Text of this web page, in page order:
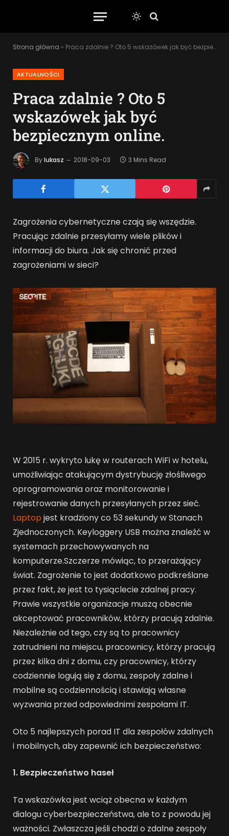
Strona główna » Praca zdalnie ? Oto 5 wskazówek jak być bezpiecznym online.
AKTUALNOŚCI
Praca zdalnie ? Oto 5
wskazówek jak być
bezpiecznym online.
Bylukasz 2018-09-03 3 Mins Read
Zagrożenia cybernetyczne czają się wszędzie.
Pracując zdalnie przesyłamy wiele plików i
informacji do biura. Jak się chronić przed
zagrożeniami w sieci?
W 2015 r. wykryto lukę w routerach WiFi w hotelu,
umożliwiając atakującym dystrybucję złośliwego
oprogramowania oraz monitorowanie i
rejestrowanie danych przesyłanych przez sieć.
Laptopjest kradziony co 53 sekundy w Stanach
Zjednoczonych. Keyloggery USB można znaleźć w
systemach przechowywanych na
komputerze.Szczerze mówiąc, to przerażający
świat. Zagrożenie to jest dodatkowo podkreślane
przez fakt, że jest to tysiąclecie zdalnej pracy.
Prawie wszystkie organizacje muszą obecnie
akceptować pracowników, którzy pracują zdalnie.
Niezależnie od tego, czy są to pracownicy
zatrudnieni na miejscu, pracownicy, którzy pracują
przez kilka dni z domu, czy pracownicy, którzy
codziennie logują się z domu, zespoły zdalne i
mobilne są codziennością i stawiają własne
wyzwania przed odpowiednimi zespołami IT.
Oto 5 najlepszych porad IT dla zespołów zdalnych
i mobilnych, aby zapewnić ich bezpieczeństwo:
1. Bezpieczeństwo haseł
Ta wskazówka jest wciąż obecna w każdym
dialogu cyberbezpieczeństwa, ale to z powodu jej
ważności. Zwłaszcza jeśli chodzi o zdalne zespoły